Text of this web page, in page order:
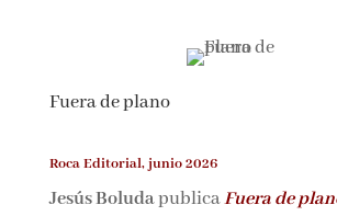
Fuera de plano
Roca Editorial, junio 2026
Jesús Boluda publica Fuera de
Únete a nuestra comunidad de
Nombre*